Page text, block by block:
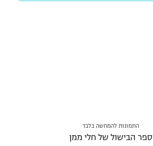
התמונות להמחשה בלבד
ספר הבישול של חלי ממן